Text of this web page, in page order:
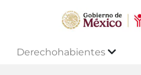
Derechohabientes